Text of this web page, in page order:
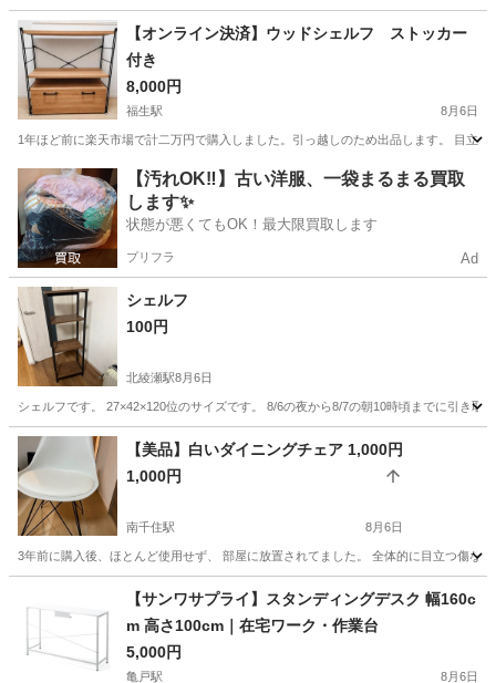
東京 足立区 竹ノ塚駅 その他
【オンライン決済】ウッドシェルフ ストッカー
付き
8,000円
福生駅 8月6日
1年ほど前に楽天市場で計二万円で購入しました。引っ越しのため出品します。 目立
東京 福生市 福生駅 収納家具
【汚れOK‼️】古い洋服、一袋まるまる買取
します✨
状態が悪くてもOK！最大限買取します
プリフラ Ad
シェルフ
100円
北綾瀬駅8月6日
シェルフです。 27×42×120位のサイズです。 8/6の夜から8/7の朝10時頃までに引き取
東京 足立区 北綾瀬駅 収納家具
【美品】白いダイニングチェア 1,000円
1,000円
南千住駅 8月6日
3年前に購入後、ほとんど使用せず、 部屋に放置されてました。 全体的に目立つ傷な
南千住駅 椅子
【サンワサプライ】スタンディングデスク 幅160c
m 高さ100cm｜在宅ワーク・作業台
5,000円
亀戸駅 8月6日